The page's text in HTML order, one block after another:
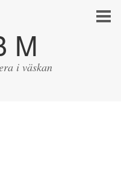
M
i väskan